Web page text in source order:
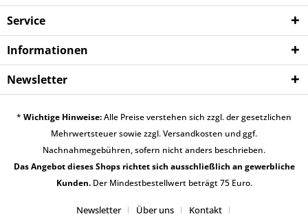
Service
Informationen
Newsletter
* Wichtige Hinweise:Alle Preise verstehen sich zzgl. der gesetzlichen
Mehrwertsteuer sowie zzgl.Versandkosten und ggf.
Nachnahmegebühren, sofern nicht anders beschrieben.
Das Angebot dieses Shops richtet sich ausschließlich an gewerbliche
Kunden.Der Mindestbestellwert beträgt 75 Euro.
Newsletter Über uns
Kontakt